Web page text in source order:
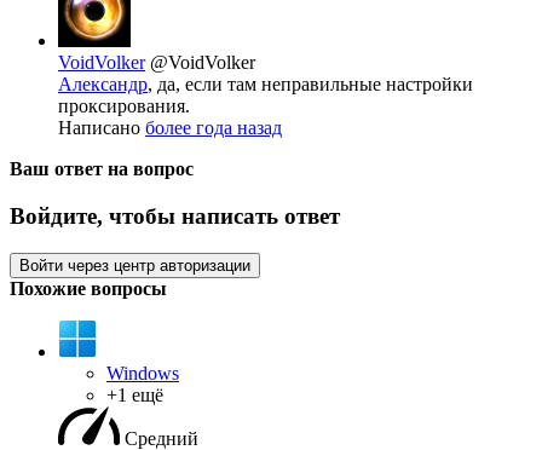
VoidVolker @VoidVolker
Александр, да, если там неправильные настройки
проксирования.
Написано более года назад
Ваш ответ на вопрос
Войдите, чтобы написать ответ
Войти через центр авторизации
Похожие вопросы
Windows
+1 ещё
Средний